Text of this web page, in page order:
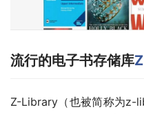
流行的电子书存储库
Z-Library（也被简称为z-